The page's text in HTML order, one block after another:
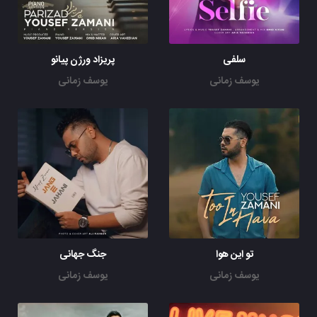
سلفی
یوسف زمانی
پریزاد ورژن پیانو
یوسف زمانی
تو این هوا
یوسف زمانی
جنگ جهانی
یوسف زمانی